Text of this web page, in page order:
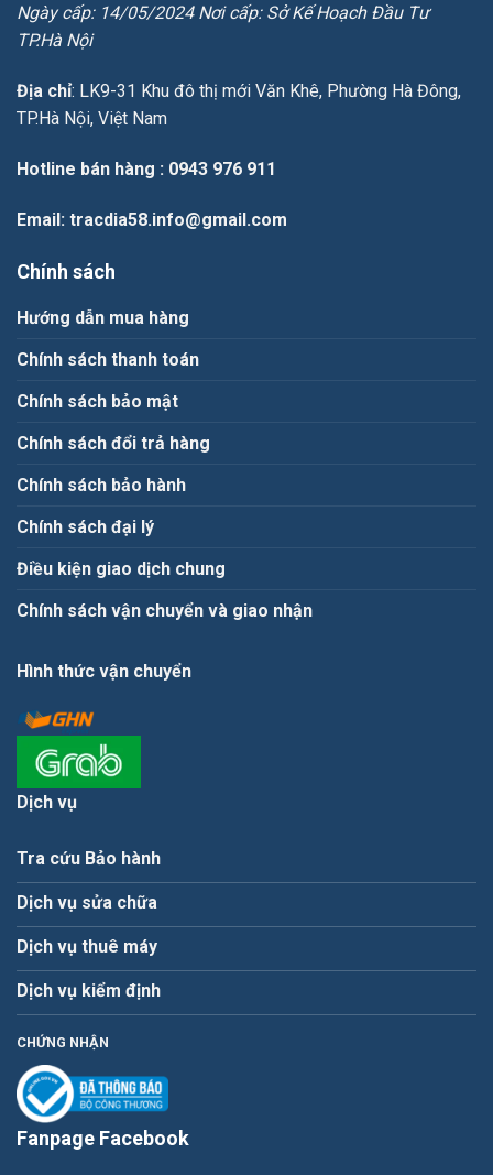
Ngày cấp: 14/05/2024 Nơi cấp: Sở Kế Hoạch Đầu Tư
TP.Hà Nội
Địa chỉ: LK9-31 Khu đô thị mới Văn Khê, Phường Hà Đông,
TP.Hà Nội, Việt Nam
Hotline bán hàng : 0943 976 911
Email: tracdia58.info@gmail.com
Chính sách
Hướng dẫn mua hàng
Chính sách thanh toán
Chính sách bảo mật
Chính sách đổi trả hàng
Chính sách bảo hành
Chính sách đại lý
Điều kiện giao dịch chung
Chính sách vận chuyển và giao nhận
Hình thức vận chuyển
Dịch vụ
Tra cứu Bảo hành
Dịch vụ sửa chữa
Dịch vụ thuê máy
Dịch vụ kiểm định
CHỨNG NHẬN
Fanpage Facebook